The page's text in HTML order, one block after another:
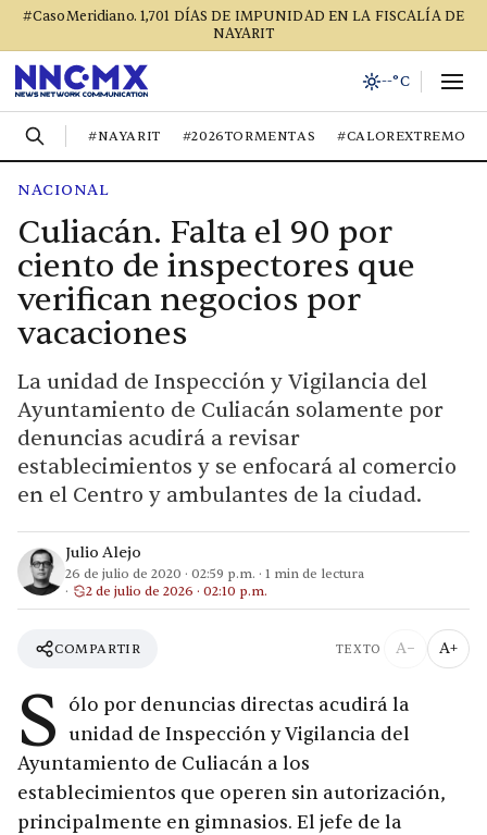
#CasoMeridiano. 1,701 DÍAS DE IMPUNIDAD EN LA FISCALÍA DE
NAYARIT
--°C
#NAYARIT #2026TORMENTAS #CALOREXTREMO
NACIONAL
Culiacán. Falta el 90 por
ciento de inspectores que
verifican negocios por
vacaciones
La unidad de Inspección y Vigilancia del
Ayuntamiento de Culiacán solamente por
denuncias acudirá a revisar
establecimientos y se enfocará al comercio
en el Centro y ambulantes de la ciudad.
Julio Alejo
26 de julio de 2020 · 02:59 p.m. · 1 min de lectura
2 de julio de 2026 · 02:10 p.m.
COMPARTIR TEXTO A− A+
S
ólo por denuncias directas acudirá la
unidad de Inspección y Vigilancia del
Ayuntamiento de Culiacán a los
establecimientos que operen sin autorización,
principalmente en gimnasios. El jefe de la